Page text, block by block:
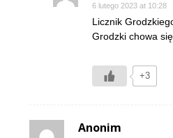
6 lutego 2023 at 10:28
Licznik
Grodzki chowa
+3
Anonim